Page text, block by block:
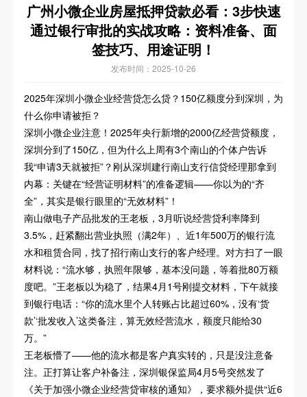
广州小微企业房屋抵押贷款必看：3步快速
通过银行审批的实战攻略：资料准备、面
签技巧、用途证明！
发布时间：2025-10-26
2025年深圳小微企业经营贷怎么贷？150亿额度分到深圳，为
什么你申请被拒？
深圳小微企业注意！2025年央行新增的2000亿经营贷额度，
深圳分到了150亿，但为什么上周有3个南山的个体户告诉
我“申请3天就被拒”？刚从深圳建行南山支行信贷经理那拿到
内幕：关键在“经营证明材料”的准备逻辑——你以为的“齐
全”，其实是银行眼里的“无效材料”！
南山做电子产品批发的王老板，3月听说经营贷利率降到
3.5%，赶紧翻出营业执照（满2年）、近1年500万的银行流
水和租赁合同，找了招行南山支行的客户经理。对方扫了一眼
材料说：“流水够，执照年限够，基本没问题，等着批80万额
度吧。”王老板以为稳了，结果4月1号刚提交材料，下午就接
到银行电话：“你的流水里个人转账占比超过60%，没有‘货
款’‘批发收入’这类备注，算无效经营流水，额度只能给30
万。”
王老板懵了——他的流水都是客户真实转的，只是没注意备
注。正打算让客户补备注，深圳银保监局4月5号突然发了
《关于加强小微企业经营贷审核的通知》，要求额外提供“近6